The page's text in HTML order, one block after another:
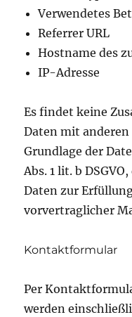
Verwendetes
Referrer URL
Hostname des
IP-Adresse
Es findet keine
Daten mit
Grundlage der
Abs. 1 lit. b
Daten zur
vorvertraglicher
Kontaktformular
Per
werden